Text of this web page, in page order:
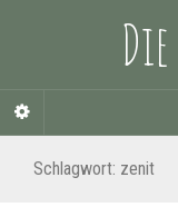
Schlagwort: zenit